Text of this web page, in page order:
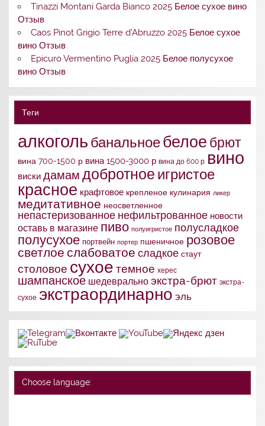
Tinazzi Montani Garda Bianco 2025 Белое сухое вино
Отзыв
Caos Pinot Grigio Terre d’Abruzzo 2025 Белое сухое
вино Отзыв
Epicuro Vermentino Puglia 2025 Белое полусухое
вино Отзыв
Теги
алкоголь банальноебелое брют
вина 700-1500 р вина 1500-3000 р вина до 600 р вино
виски дамам добротное игристое
красное крафтовое крепленое кулинария ликер
медитативное неосветленное
непастеризованное нефильтрованное новости
оставь в магазине пиво полуигристое полусладкое
полусухое портвейн портер пшеничное розовое
светлое слабоватое сладкое стаут
столовое сухое темное херес
шампанское шедеврально экстра-брют экстра-
сухое экстраординарно эль
Choose language: